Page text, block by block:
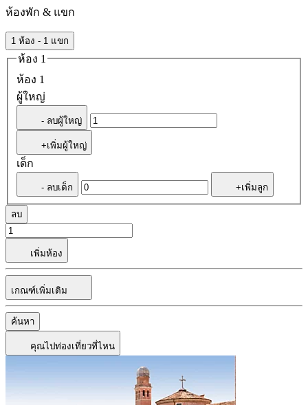
ห้องพัก & แขก
1 ห้อง - 1 แขก
ห้อง 1
ห้อง 1
ผู้ใหญ่
- ลบผู้ใหญ่
+เพิ่มผู้ใหญ่
เด็ก
- ลบเด็ก +เพิ่มลูก
ลบ
เพิ่มห้อง
เกณฑ์เพิ่มเติม
ค้นหา
คุณไปท่องเที่ยวที่ไหน